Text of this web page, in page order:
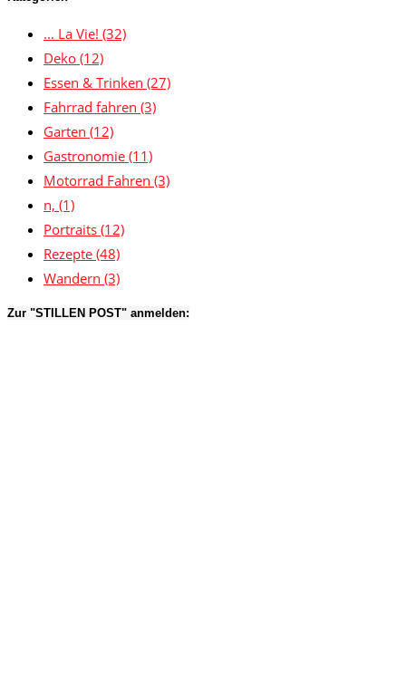
… La Vie! (32)
Deko (12)
Essen & Trinken (27)
Fahrrad fahren (3)
Garten (12)
Gastronomie (11)
Motorrad Fahren (3)
n, (1)
Portraits (12)
Rezepte (48)
Wandern (3)
Zur "STILLEN POST" anmelden: